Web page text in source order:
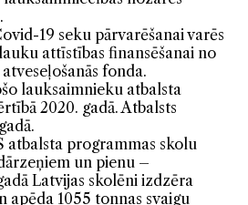
19 seku pārvarēšanai varēs
attīstības finansēšanai no
fonda.
lauksaimnieku atbalsta
2020. gadā. Atbalsts
atbalsta programmas skolu
un pienu –
Latvijas skolēni izdzēra
apēda 1055 tonnas svaigu